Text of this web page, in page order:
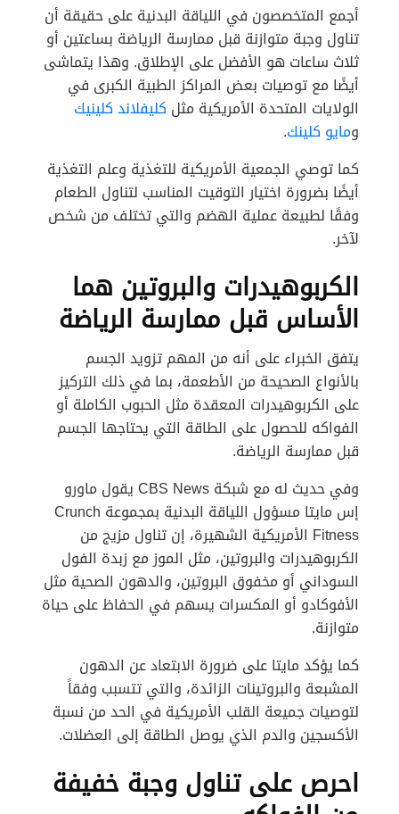
أجمع المتخصصون في اللياقة البدنية على حقيقة أن
تناول وجبة متوازنة قبل ممارسة الرياضة بساعتين أو
ثلاث ساعات هو الأفضل على الإطلاق. وهذا يتماشى
أيضًا مع توصيات بعض المراكز الطبية الكبرى في
الولايات المتحدة الأمريكية مثل كليفلاند كلينيك
ومايو كلينك.
كما توصي الجمعية الأمريكية للتغذية وعلم التغذية
أيضًا بضرورة اختيار التوقيت المناسب لتناول الطعام
وفقًا لطبيعة عملية الهضم والتي تختلف من شخص
لآخر.
الكربوهيدرات والبروتين هما
الأساس قبل ممارسة الرياضة
يتفق الخبراء على أنه من المهم تزويد الجسم
بالأنواع الصحيحة من الأطعمة، بما في ذلك التركيز
على الكربوهيدرات المعقدة مثل الحبوب الكاملة أو
الفواكه للحصول على الطاقة التي يحتاجها الجسم
قبل ممارسة الرياضة.
وفي حديث له مع شبكة CBS News يقول ماورو
إس مايتا مسؤول اللياقة البدنية بمجموعة Crunch
Fitness الأمريكية الشهيرة، إن تناول مزيج من
الكربوهيدرات والبروتين، مثل الموز مع زبدة الفول
السوداني أو مخفوق البروتين، والدهون الصحية مثل
الأفوكادو أو المكسرات يسهم في الحفاظ على حياة
متوازنة.
كما يؤكد مايتا على ضرورة الابتعاد عن الدهون
المشبعة والبروتينات الزائدة، والتي تتسبب وفقاً
لتوصيات جميعة القلب الأمريكية في الحد من نسبة
الأكسجين والدم الذي يوصل الطاقة إلى العضلات.
احرص على تناول وجبة خفيفة